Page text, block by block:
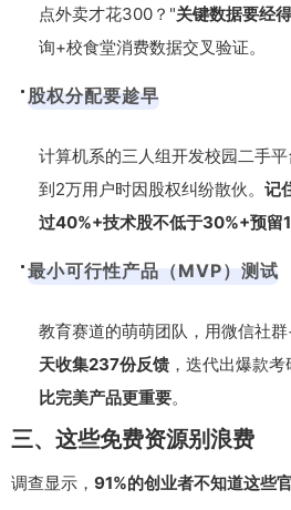
点外卖才花300？"关键数据要经
询+校食堂消费数据交叉验证。
股权分配要趁早
计算机系的三人组开发校园二手
到2万用户时因股权纠纷散伙。 记
过40%+技术股不低于30%+预留
最小可行性产品（MVP）测试
教育赛道的萌萌团队，用微信社
天收集237份反馈 ，迭代出爆款
比完美产品更重要。
三、这些免费资源别浪费
调查显示， 91%的创业者不知道这些